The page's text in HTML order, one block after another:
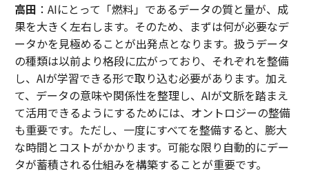
高田 ：AIにとって「燃料」であるデータの質と量が、成
果を大きく左右します。そのため、まずは何が必要なデ
ータかを見極めることが出発点となります。扱うデータ
の種類は以前より格段に広がっており、それぞれを整備
し、AIが学習できる形で取り込む必要があります。加え
て、データの意味や関係性を整理し、AIが文脈を踏まえ
て活用できるようにするためには、オントロジーの整備
も重要です。ただし、一度にすべてを整備すると、膨大
な時間とコストがかかります。可能な限り自動的にデー
タが蓄積される仕組みを構築することが重要です。